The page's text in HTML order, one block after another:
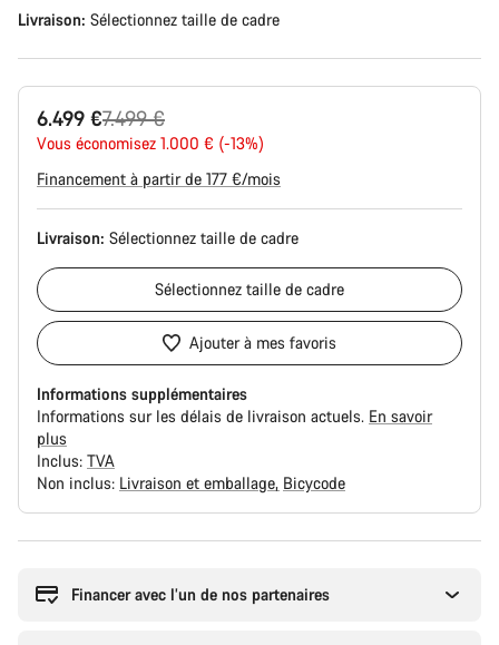
Livraison: Sélectionnez taille de cadre
6.499 €
Prix
d’origine
7.499 €
Vous économisez 1.000 € (-13%)
Financement à partir de 177 €/mois
Livraison: Sélectionnez taille de cadre
Sélectionnez taille de cadre
Ajouter à mes favoris
Informations supplémentaires
Informations sur les délais de livraison actuels. En savoir
plus
Inclus: TVA
Non inclus: Livraison et emballage Bicycode
Financer avec l’un de nos partenaires